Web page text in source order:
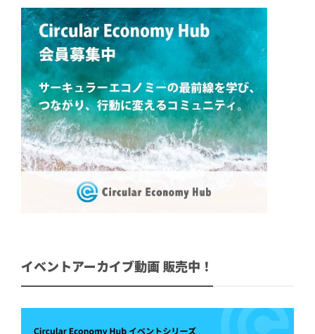
イベントアーカイブ動画 販売中！